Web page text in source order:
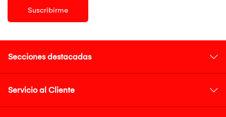
Suscribirme
Secciones destacadas
Servicio al Cliente